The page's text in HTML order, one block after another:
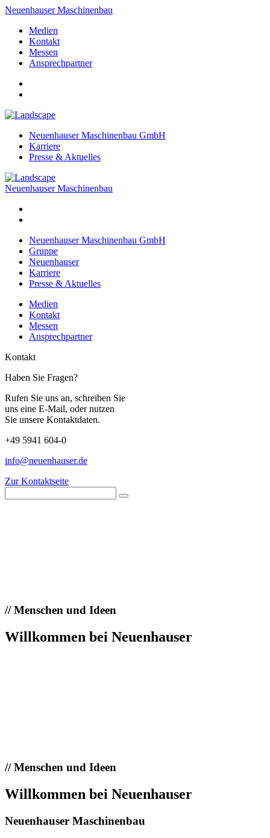
Neuenhauser Maschinenbau
Medien
Kontakt
Messen
Ansprechpartner
Neuenhauser Maschinenbau GmbH
Karriere
Presse & Aktuelles
Neuenhauser Maschinenbau
Neuenhauser Maschinenbau GmbH
Gruppe
Neuenhauser
Karriere
Presse & Aktuelles
Medien
Kontakt
Messen
Ansprechpartner
Kontakt
Haben Sie Fragen?
Rufen Sie uns an, schreiben Sie
uns eine E-Mail, oder nutzen
Sie unsere Kontaktdaten.
+49 5941 604-0
info@neuenhauser.de
Zur Kontaktseite
//Menschen und Ideen
Willkommen bei Neuenhauser
//Menschen und Ideen
Willkommen bei Neuenhauser
Neuenhauser Maschinenbau